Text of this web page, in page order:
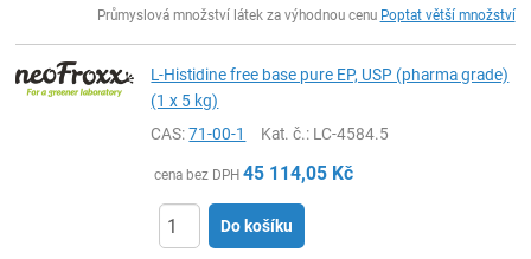
Průmyslová množství látek za výhodnou cenu Poptat větší množství
L-Histidine free base pure EP, USP (pharma grade)
(1 x 5 kg)
CAS:71-00-1 Kat. č.: LC-4584.5
cena bez DPH 45 114,05 Kč
Do košíku